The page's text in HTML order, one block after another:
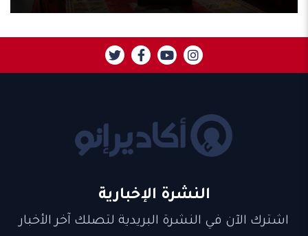
النشرة الإخبارية
اشترك الآن في النشرة البريدية لتصلك آخر الأخبار